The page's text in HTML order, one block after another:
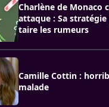
Charlène de Monaco
attaque : Sa
taire les rumeurs
Camille Cottin :
malade